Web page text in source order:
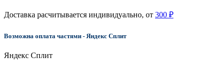
Доставка расчитывается индивидуально, от 300 ₽
Возможна оплата частями - Яндекс Сплит
Яндекс Сплит